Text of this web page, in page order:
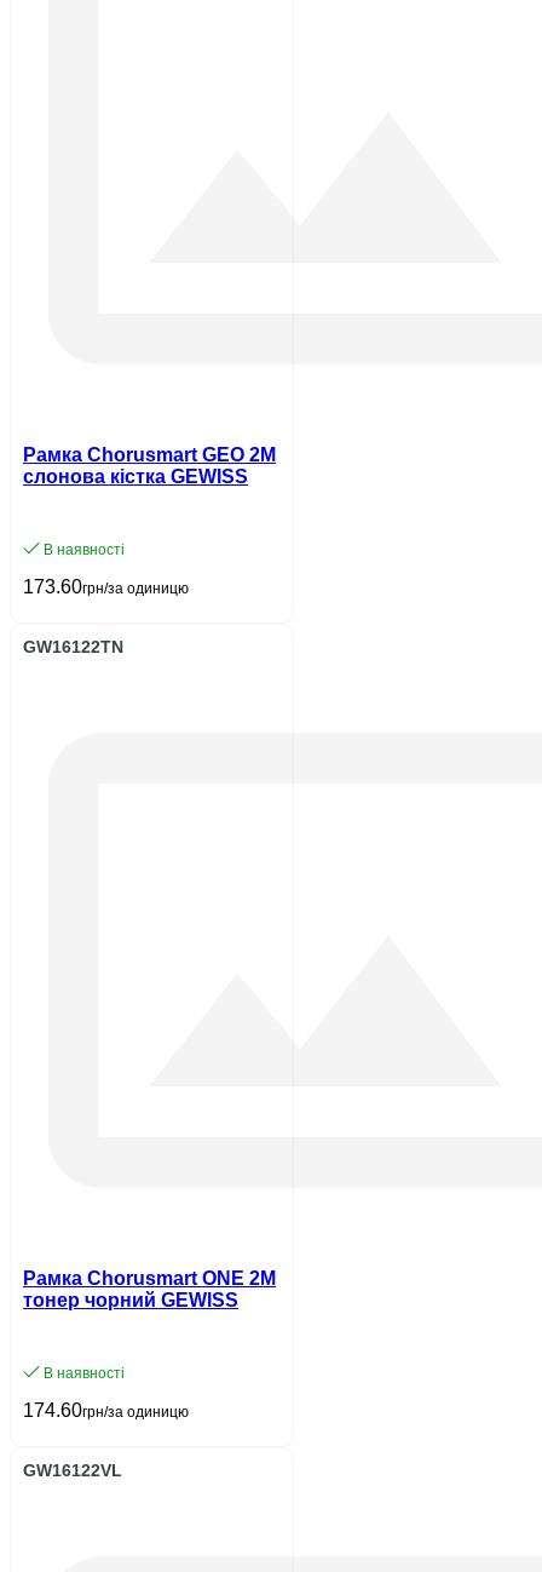
Рамка Chorusmart GEO 2M
слонова кістка GEWISS
В наявності
173.60грн/за одиницю
GW16122TN
Рамка Chorusmart ONE 2M
тонер чорний GEWISS
В наявності
174.60грн/за одиницю
GW16122VL